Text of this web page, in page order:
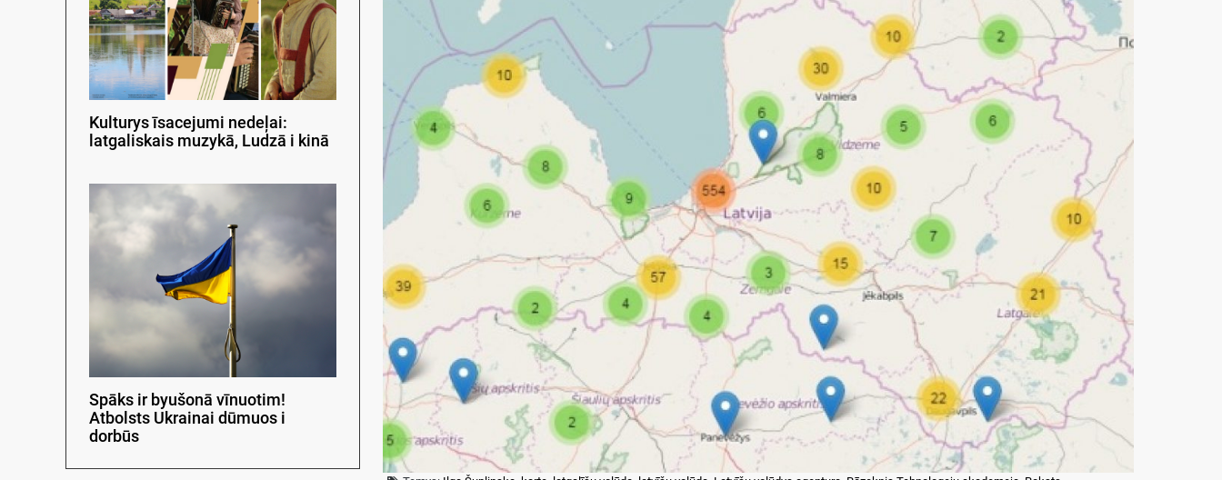
Kulturys īsacejumi nedeļai:
latgaliskais muzykā, Ludzā i kinā
Spāks ir byušonā vīnuotim!
Atbolsts Ukrainai dūmuos i
dorbūs